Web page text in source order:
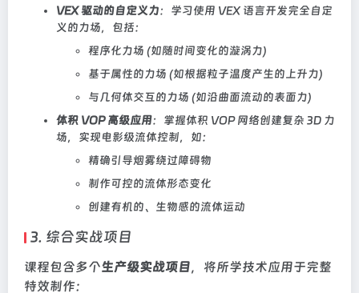
VEX 驱动的自定义力：学习使用 VEX 语言开发完全自定
义的力场，包括：
程序化力场 (如随时间变化的漩涡力)
基于属性的力场 (如根据粒子温度产生的上升力)
与几何体交互的力场 (如沿曲面流动的表面力)
体积 VOP 高级应用：掌握体积 VOP 网络创建复杂 3D 力
场，实现电影级流体控制，如：
精确引导烟雾绕过障碍物
制作可控的流体形态变化
创建有机的、生物感的流体运动
3. 综合实战项目
课程包含多个生产级实战项目，将所学技术应用于完整
特效制作：